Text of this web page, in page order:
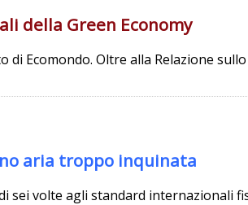
della Green Economy
Ecomondo. Oltre alla Relazione
aria troppo inquinata
volte agli standard internazionali